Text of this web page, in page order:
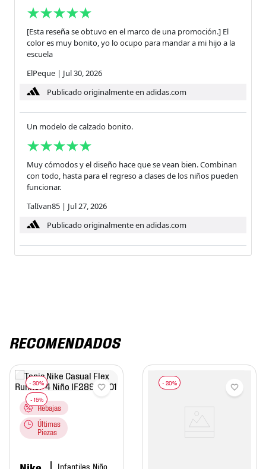
[Esta reseña se obtuvo en el marco de una promoción.] El
color es muy bonito, yo lo ocupo para mandar a mi hijo a la
escuela
ElPeque | Jul 30, 2026
Publicado originalmente en adidas.com
Un modelo de calzado bonito.
Muy cómodos y el diseño hace que se vean bien. Combinan
con todo, hasta para el regreso a clases de los niños pueden
funcionar.
TalIvan85 | Jul 27, 2026
Publicado originalmente en adidas.com
RECOMENDADOS
Rebajas
Últimas
Piezas
Infantiles, Niño